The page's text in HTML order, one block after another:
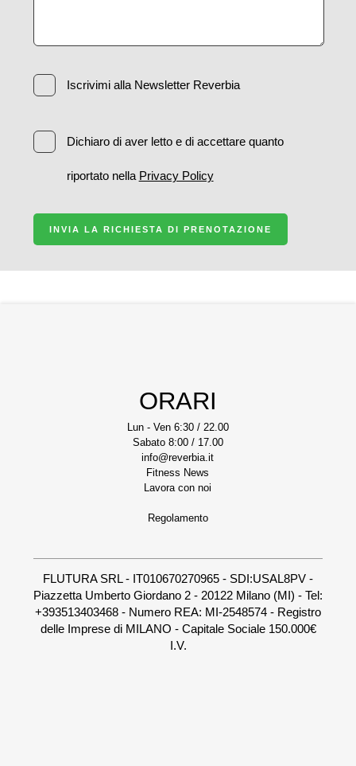
Iscrivimi alla Newsletter Reverbia
Dichiaro di aver letto e di accettare quanto
riportato nella Privacy Policy
INVIA LA RICHIESTA DI PRENOTAZIONE
ORARI
Lun - Ven 6:30 / 22.00
Sabato 8:00 / 17.00
info@reverbia.it
Fitness News
Lavora con noi
Regolamento
FLUTURA SRL - IT010670270965 - SDI:USAL8PV -
Piazzetta Umberto Giordano 2 - 20122 Milano (MI) - Tel:
+393513403468 - Numero REA: MI-2548574 - Registro
delle Imprese di MILANO - Capitale Sociale 150.000€
I.V.